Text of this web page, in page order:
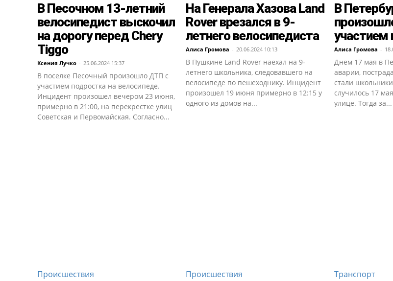
В Песочном 13-летний
велосипедист выскочил
на дорогу перед Chery
Tiggo
Ксения Лучко - 25.06.2024 15:37
В поселке Песочный произошло ДТП с
участием подростка на велосипеде.
Инцидент произошел вечером 23 июня,
примерно в 21:00, на перекрестке улиц
Советская и Первомайская. Согласно...
На Генерала Хазова Land
Rover врезался в 9-
летнего велосипедиста
Алиса Громова - 20.06.2024 10:13
В Пушкине Land Rover наехал на 9-
летнего школьника, следовавшего на
велосипеде по пешеходнику. Инцидент
произошел 19 июня примерно в 12:15 у
одного из домов на...
В
участием
Алиса Громова -
Днем 17 мая в
аварии,
стали
случилось 17
улице. Тогда за...
Происшествия Происшествия Транспорт